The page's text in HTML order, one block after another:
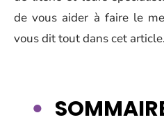
de vous aider à faire le
vous dit tout dans cet article.